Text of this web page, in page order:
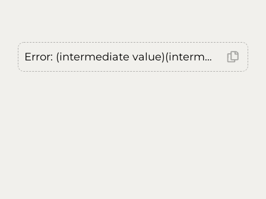
Error: (intermediate value)(intermediate value)(intermediate value).replaceAll is not a function